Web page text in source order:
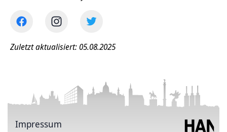
Zuletzt aktualisiert: 05.08.2025
Impressum